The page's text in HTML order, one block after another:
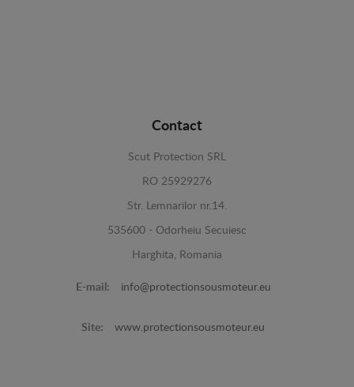
Contact
Scut Protection SRL
RO 25929276
Str. Lemnarilor nr.14.
535600 - Odorheiu Secuiesc
Harghita, Romania
E-mail: info@protectionsousmoteur.eu
Site: www.protectionsousmoteur.eu